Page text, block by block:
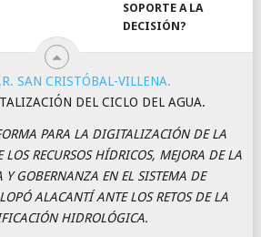
SOPORTE A LA
DECISIÓN?
SAN CRISTÓBAL-VILLENA.
DEL CICLO DEL AGUA.
PARA LA DIGITALIZACIÓN DE LA
RECURSOS HÍDRICOS, MEJORA DE LA
Y GOBERNANZA EN EL SISTEMA DE
ALACANTÍ ANTE LOS RETOS DE LA
HIDROLÓGICA.